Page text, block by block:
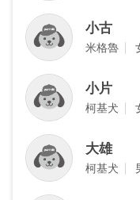
小古
米格魯
小片
柯基犬
大雄
柯基犬